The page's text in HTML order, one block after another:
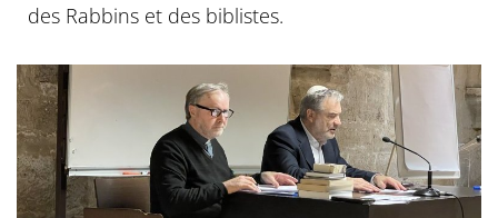
des Rabbins et des biblistes.